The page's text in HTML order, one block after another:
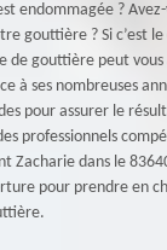
endommagée ?
gouttière ? Si c’est
de gouttière peut
à ses nombreuses
pour assurer le
professionnels
Zacharie dans le
pour prendre en